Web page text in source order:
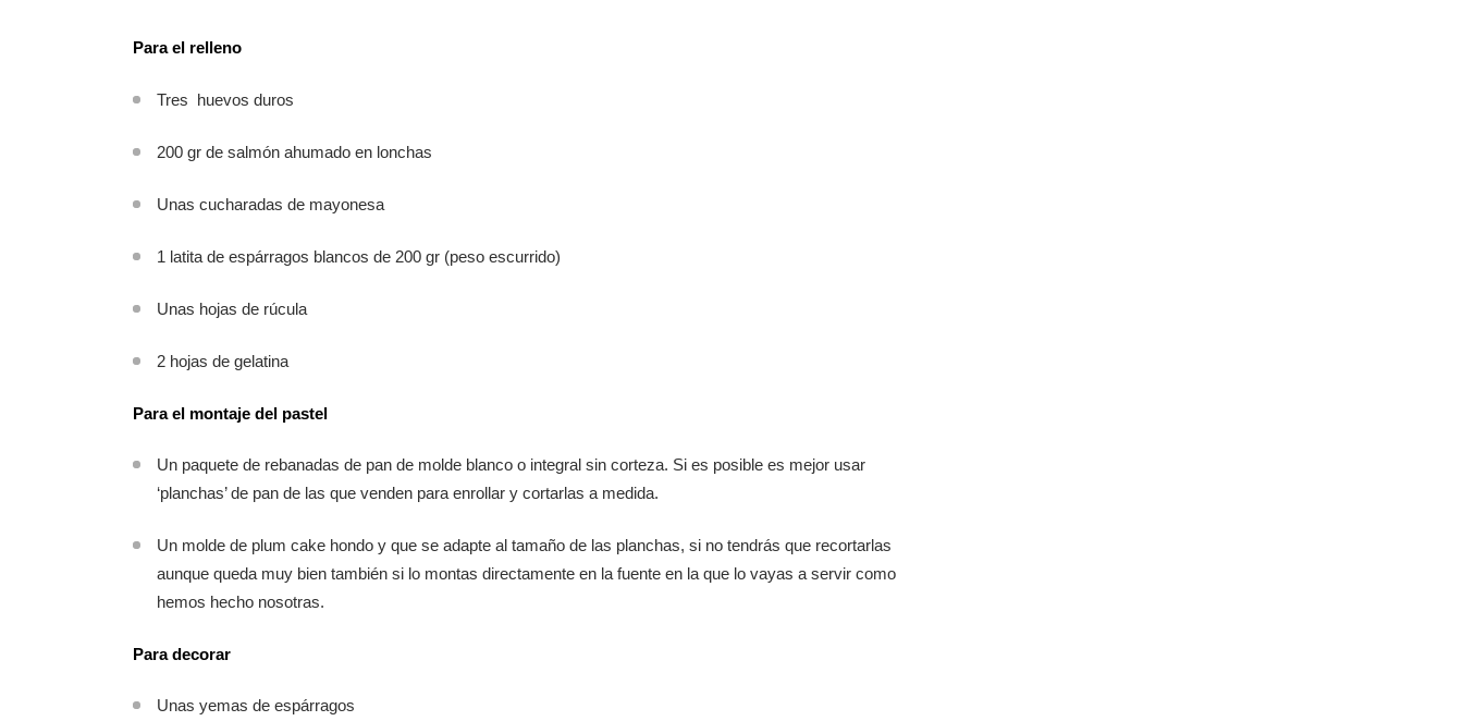
Para el relleno
Tres huevos duros
200 gr de salmón ahumado en lonchas
Unas cucharadas de mayonesa
1 latita de espárragos blancos de 200 gr (peso escurrido)
Unas hojas de rúcula
2 hojas de gelatina
Para el montaje del pastel
Un paquete de rebanadas de pan de molde blanco o integral sin corteza. Si es posible es mejor usar
‘planchas’ de pan de las que venden para enrollar y cortarlas a medida.
Un molde de plum cake hondo y que se adapte al tamaño de las planchas, si no tendrás que recortarlas
aunque queda muy bien también si lo montas directamente en la fuente en la que lo vayas a servir como
hemos hecho nosotras.
Para decorar
Unas yemas de espárragos